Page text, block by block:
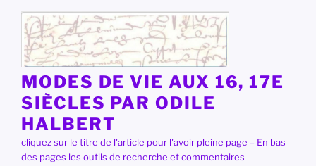
contenu
principal
MODES DE VIE AUX 16, 17E
SIÈCLES PAR ODILE
HALBERT
cliquez sur le titre de l'article pour l'avoir pleine page – En bas
des pages les outils de recherche et commentaires